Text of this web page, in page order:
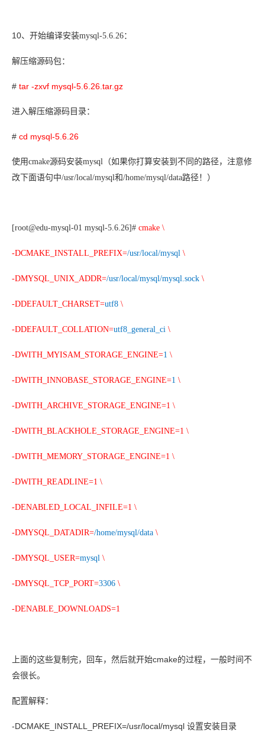
10、 开始编译安装mysql-5.6.26：
解压缩源码包：
# tar -zxvf mysql-5.6.26.tar.gz
进入解压缩源码目录：
# cd mysql-5.6.26
使用cmake源码安装mysql（如果你打算安装到不同的路径，注意修
改下面语句中/usr/local/mysql和/home/mysql/data路径！）
[root@edu-mysql-01 mysql-5.6.26]# cmake \
-DCMAKE_INSTALL_PREFIX=/usr/local/mysql \
-DMYSQL_UNIX_ADDR=/usr/local/mysql/mysql.sock \
-DDEFAULT_CHARSET=utf8 \
-DDEFAULT_COLLATION=utf8_general_ci \
-DWITH_MYISAM_STORAGE_ENGINE=1 \
-DWITH_INNOBASE_STORAGE_ENGINE=1 \
-DWITH_ARCHIVE_STORAGE_ENGINE=1 \
-DWITH_BLACKHOLE_STORAGE_ENGINE=1 \
-DWITH_MEMORY_STORAGE_ENGINE=1 \
-DWITH_READLINE=1 \
-DENABLED_LOCAL_INFILE=1 \
-DMYSQL_DATADIR=/home/mysql/data \
-DMYSQL_USER=mysql \
-DMYSQL_TCP_PORT=3306 \
-DENABLE_DOWNLOADS=1
上面的这些复制完，回车，然后就开始cmake的过程，一般时间不
会很长。
配置解释：
-DCMAKE_INSTALL_PREFIX=/usr/local/mysql 设置安装目录